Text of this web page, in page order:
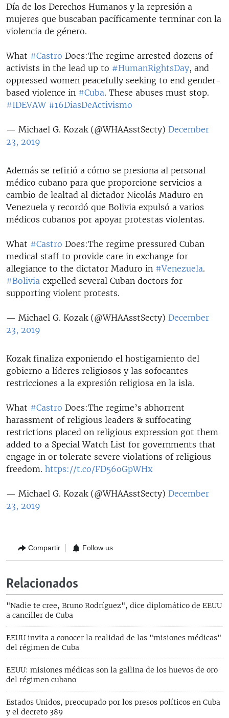
Día de los Derechos Humanos y la represión a
mujeres que buscaban pacíficamente terminar con la
violencia de género.
What #Castro Does:The regime arrested dozens of
activists in the lead up to #HumanRightsDay, and
oppressed women peacefully seeking to end gender-
based violence in #Cuba. These abuses must stop.
#IDEVAW #16DiasDeActivismo
— Michael G. Kozak (@WHAAsstSecty) December
23, 2019
Además se refirió a cómo se presiona al personal
médico cubano para que proporcione servicios a
cambio de lealtad al dictador Nicolás Maduro en
Venezuela y recordó que Bolivia expulsó a varios
médicos cubanos por apoyar protestas violentas.
What #Castro Does:The regime pressured Cuban
medical staff to provide care in exchange for
allegiance to the dictator Maduro in #Venezuela.
#Bolivia expelled several Cuban doctors for
supporting violent protests.
— Michael G. Kozak (@WHAAsstSecty) December
23, 2019
Kozak finaliza exponiendo el hostigamiento del
gobierno a líderes religiosos y las sofocantes
restricciones a la expresión religiosa en la isla.
What #Castro Does:The regime’s abhorrent
harassment of religious leaders & suffocating
restrictions placed on religious expression got them
added to a Special Watch List for governments that
engage in or tolerate severe violations of religious
freedom. https://t.co/FD56oGpWHx
— Michael G. Kozak (@WHAAsstSecty) December
23, 2019
Compartir Follow us
Relacionados
"Nadie te cree, Bruno Rodríguez", dice diplomático de EEUU
a canciller de Cuba
EEUU invita a conocer la realidad de las "misiones médicas"
del régimen de Cuba
EEUU: misiones médicas son la gallina de los huevos de oro
del régimen cubano
Estados Unidos, preocupado por los presos políticos en Cuba
y el decreto 389